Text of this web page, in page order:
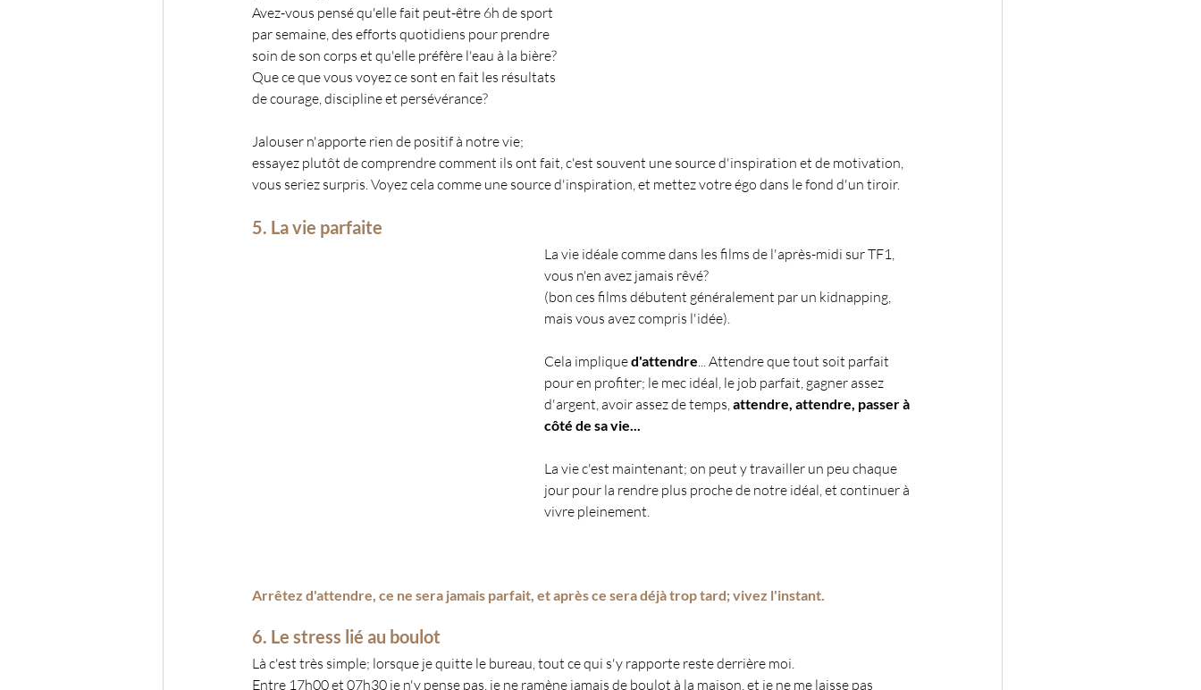
Avez-vous pensé qu'elle fait peut-être 6h de sport
par semaine, des efforts quotidiens pour prendre
soin de son corps et qu'elle préfère l'eau à la bière?
Que ce que vous voyez ce sont en fait les résultats
de courage, discipline et persévérance?
Jalouser n'apporte rien de positif à notre vie;
essayez plutôt de comprendre comment ils ont fait, c'est souvent une source d'inspiration et de motivation,
vous seriez surpris. Voyez cela comme une source d'inspiration, et mettez votre égo dans le fond d'un tiroir.
5. La vie parfaite
La vie idéale comme dans les films de l'après-midi sur TF1,
vous n'en avez jamais rêvé?
(bon ces films débutent généralement par un kidnapping,
mais vous avez compris l'idée).
Cela implique d'attendre ... Attendre que tout soit parfait
pour en profiter; le mec idéal, le job parfait, gagner assez
d'argent, avoir assez de temps, attendre, attendre, passer à
côté de sa vie...
La vie c'est maintenant; on peut y travailler un peu chaque
jour pour la rendre plus proche de notre idéal, et continuer à
vivre pleinement.
Arrêtez d'attendre, ce ne sera jamais parfait, et après ce sera déjà trop tard; vivez l'instant.
6. Le stress lié au boulot
Là c'est très simple; lorsque je quitte le bureau, tout ce qui s'y rapporte reste derrière moi.
Entre 17h00 et 07h30 je n'y pense pas, je ne ramène jamais de boulot à la maison, et je ne me laisse pas